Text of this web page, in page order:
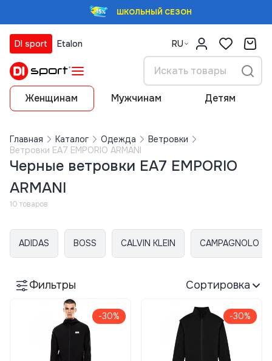
ШКОЛЬНЫЙ СЕЗОН
DI sport Etalon RU
Женщинам Мужчинам Детям
Главная Каталог Одежда
Ветровки
Ветровки EA7 EMPORIO ARMANI
Черные ветровки EA7 EMPORIO
ARMANI
10 товаров
ADIDAS BOSS CALVIN KLEIN CAMPAGNOLO
Фильтры Сортировка
-30% -30%